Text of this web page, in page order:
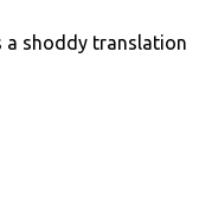
a shoddy translation